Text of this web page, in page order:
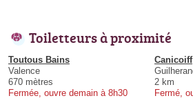
Toiletteurs à proximité
Toutous Bains
Valence
670 mètres
Fermée, ouvre demain à 8h30
Canicoiff
2 km
Fermé,